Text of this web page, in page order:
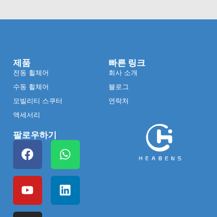
제품
전동 휠체어
수동 휠체어
모빌리티 스쿠터
액세서리
빠른 링크
회사 소개
블로그
연락처
팔로우하기